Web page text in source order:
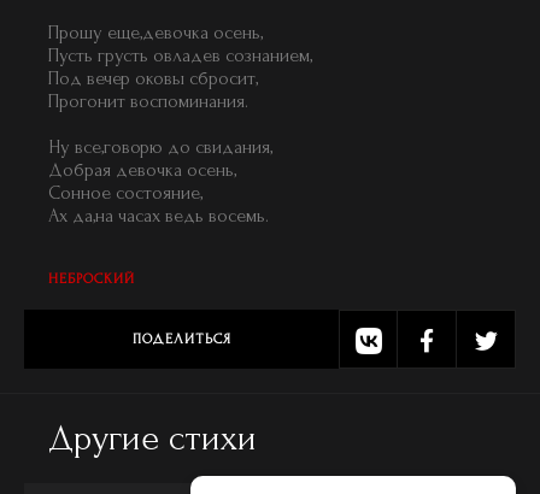
Прошу еще,девочка осень,
Пусть грусть овладев сознанием,
Под вечер оковы сбросит,
Прогонит воспоминания.
Ну все,говорю до свидания,
Добрая девочка осень,
Сонное состояние,
Ах да,на часах ведь восемь.
НЕБРОСКИЙ
ПОДЕЛИТЬСЯ
Другие стихи